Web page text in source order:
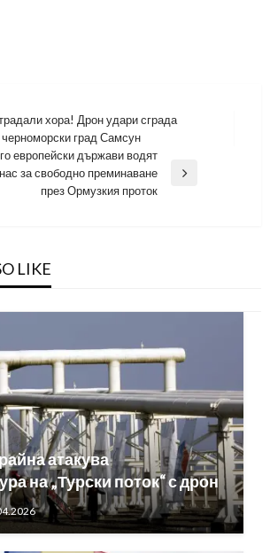
хора! Дрон удари сграда
черноморски град Самсун
европейски държави водят
за свободно преминаване
през Ормузкия проток
LIKE
атакува
на „Турски поток“ с дрон